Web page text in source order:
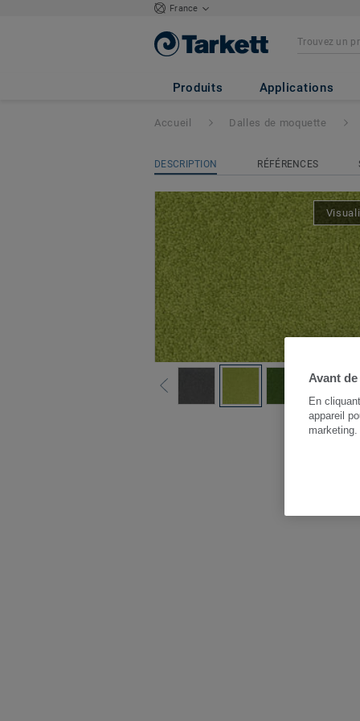
France
Produits Applications
Palatino -
Accueil Dalles de moquette
DESCRIPTION RÉFÉRENCES
Avant
En
appareil
marketing.